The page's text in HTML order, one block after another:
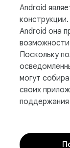
Android
Android она
Поскольку
могут
своих
поддержания